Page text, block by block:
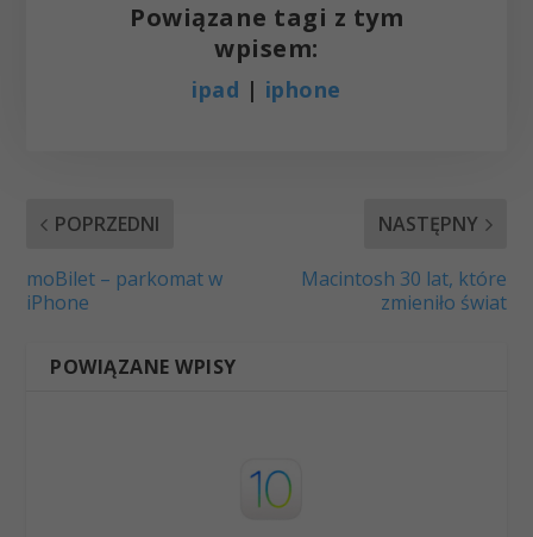
Powiązane tagi z tym
wpisem:
ipad | iphone
POPRZEDNI
moBilet – parkomat w
iPhone
NASTĘPNY
Macintosh 30 lat, które
zmieniło świat
POWIĄZANE WPISY